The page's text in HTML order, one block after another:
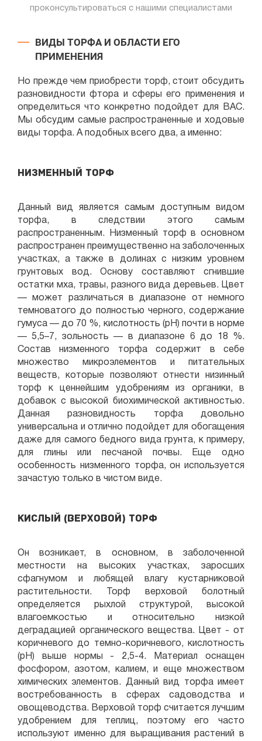
проконсультироваться с нашими специалистами
ВИДЫ ТОРФА И ОБЛАСТИ ЕГО
ПРИМЕНЕНИЯ
Но прежде чем приобрести торф, стоит обсудить
разновидности фтора и сферы его применения и
определиться что конкретно подойдет для ВАС.
Мы обсудим самые распространенные и ходовые
виды торфа. А подобных всего два, а именно:
Низменный торф
Данный вид является самым доступным видом
торфа, в следствии этого самым
распространенным. Низменный торф в основном
распространен преимущественно на заболоченных
участках, а также в долинах с низким уровнем
грунтовых вод. Основу составляют сгнившие
остатки мха, травы, разного вида деревьев. Цвет
— может различаться в диапазоне от немного
темноватого до полностью черного, содержание
гумуса — до 70 %, кислотность (рН) почти в норме
— 5,5–7, зольность — в диапазоне 6 до 18 %.
Состав низменного торфа содержит в себе
множество микроэлементов и питательных
веществ, которые позволяют отнести низинный
торф к ценнейшим удобрениям из органики, в
добавок с высокой биохимической активностью.
Данная разновидность торфа довольно
универсальна и отлично подойдет для обогащения
даже для самого бедного вида грунта, к примеру,
для глины или песчаной почвы. Еще одно
особенность низменного торфа, он используется
зачастую только в чистом виде.
Кислый (Верховой) торф
Он возникает, в основном, в заболоченной
местности на высоких участках, заросших
сфагнумом и любящей влагу кустарниковой
растительности. Торф верховой болотный
определяется рыхлой структурой, высокой
влагоемкостью и относительно низкой
деградацией органического вещества. Цвет - от
коричневого до темно-коричневого, кислотность
(рН) выше нормы - 2,5-4. Материал оснащен
фосфором, азотом, калием, и еще множеством
химических элементов. Данный вид торфа имеет
востребованность в сферах садоводства и
овощеводства. Верховой торф считается лучшим
удобрением для теплиц, поэтому его часто
используют именно для выращивания растений в